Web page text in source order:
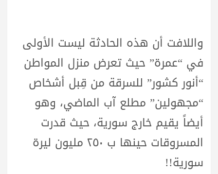
واللافت أن هذه الحادثة ليست الأولى
في “عمرة” حيث تعرض منزل المواطن
“أنور كشور” للسرقة من قِبل أشخاص
“مجهولين” مطلع آب الماضي، وهو
أيضاً يقيم خارج سورية، حيث قدرت
المسروقات حينها ب ٢٥٠ مليون ليرة
سورية!!